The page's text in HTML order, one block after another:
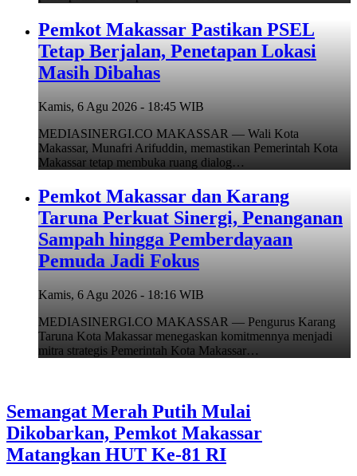
Pemkot Makassar Pastikan PSEL
Tetap Berjalan, Penetapan Lokasi
Masih Dibahas
Kamis, 6 Agu 2026 - 18:45 WIB
MEDIASINERGI.CO MAKASSAR — Wali Kota
Makassar, Munafri Arifuddin, memastikan Pemerintah Kota
Makassar tetap membuka ruang dialog…
Pemkot Makassar dan Karang
Taruna Perkuat Sinergi, Penanganan
Sampah hingga Pemberdayaan
Pemuda Jadi Fokus
Kamis, 6 Agu 2026 - 18:16 WIB
MEDIASINERGI.CO MAKASSAR — Pengurus Karang
Taruna Kota Makassar menegaskan komitmennya menjadi
mitra strategis Pemerintah Kota Makassar…
Semangat Merah Putih Mulai
Dikobarkan, Pemkot Makassar
Matangkan HUT Ke-81 RI